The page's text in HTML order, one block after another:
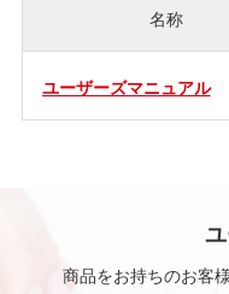
名称
ユーザーズマニュアル
商品をお持ちのお客